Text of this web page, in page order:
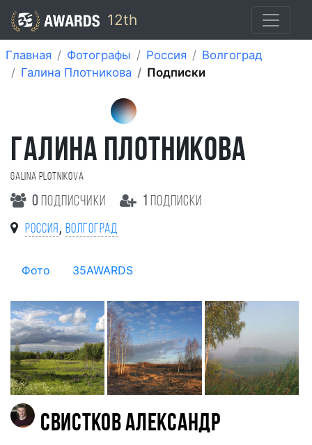
12th
Главная Фотографы Россия
Волгоград
Галина Плотникова
Подписки
ГАЛИНА ПЛОТНИКОВА
Galina Plotnikova
0 подписчики 1 подписки
Россия , Волгоград
Фото 35AWARDS
Свистков Александр